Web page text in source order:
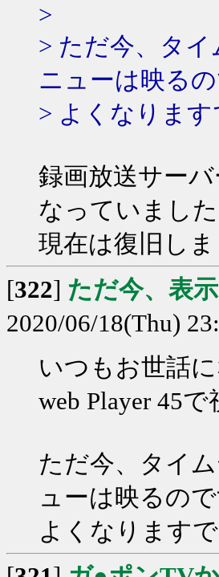
>
> ただ今、タ
ニューは映る
> よくなりま
録画放送サー
なっていました
現在は復旧し
[322] ただ今、表
2020/06/18(Thu)
いつもお世話
web Player 45
ただ今、タイ
ューは映るの
よくなりますで